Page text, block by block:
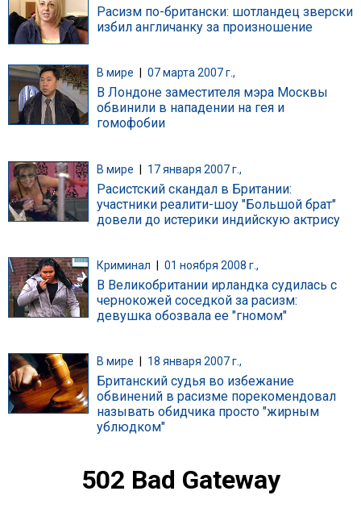
Расизм по-британски: шотландец зверски
избил англичанку за произношение
В мире 07 марта 2007 г.,
В Лондоне заместителя мэра Москвы
обвинили в нападении на гея и
гомофобии
В мире 17 января 2007 г.,
Расистский скандал в Британии:
участники реалити-шоу "Большой брат"
довели до истерики индийскую актрису
Криминал 01 ноября 2008 г.,
В Великобритании ирландка судилась с
чернокожей соседкой за расизм:
девушка обозвала ее "гномом"
В мире 18 января 2007 г.,
Британский судья во избежание
обвинений в расизме порекомендовал
называть обидчика просто "жирным
ублюдком"
502 Bad Gateway